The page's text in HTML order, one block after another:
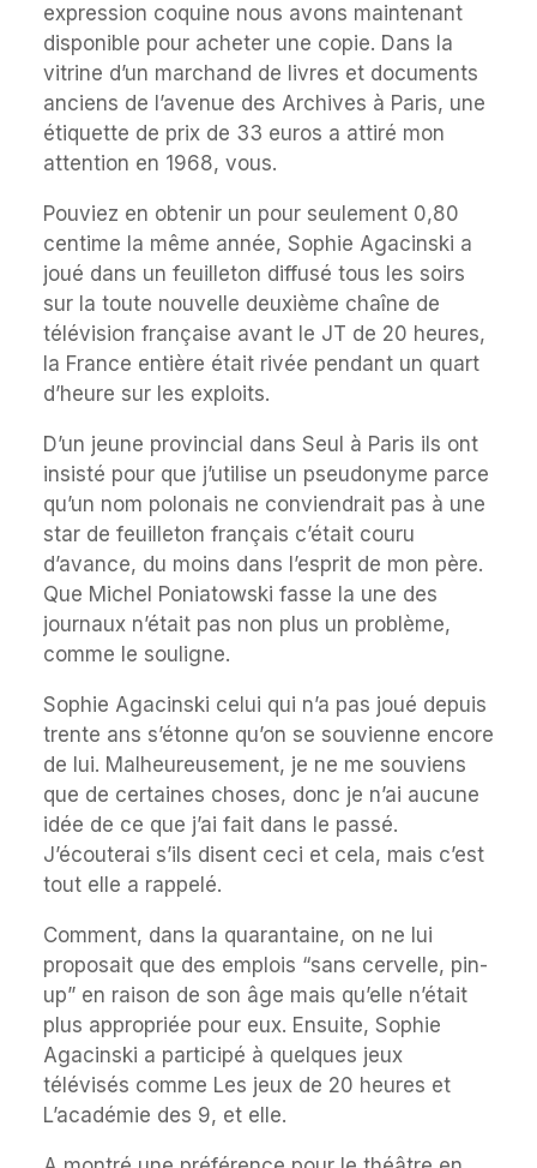
expression coquine nous avons maintenant
disponible pour acheter une copie. Dans la
vitrine d’un marchand de livres et documents
anciens de l’avenue des Archives à Paris, une
étiquette de prix de 33 euros a attiré mon
attention en 1968, vous.
Pouviez en obtenir un pour seulement 0,80
centime la même année, Sophie Agacinski a
joué dans un feuilleton diffusé tous les soirs
sur la toute nouvelle deuxième chaîne de
télévision française avant le JT de 20 heures,
la France entière était rivée pendant un quart
d’heure sur les exploits.
D’un jeune provincial dans Seul à Paris ils ont
insisté pour que j’utilise un pseudonyme parce
qu’un nom polonais ne conviendrait pas à une
star de feuilleton français c’était couru
d’avance, du moins dans l’esprit de mon père.
Que Michel Poniatowski fasse la une des
journaux n’était pas non plus un problème,
comme le souligne.
Sophie Agacinski celui qui n’a pas joué depuis
trente ans s’étonne qu’on se souvienne encore
de lui. Malheureusement, je ne me souviens
que de certaines choses, donc je n’ai aucune
idée de ce que j’ai fait dans le passé.
J’écouterai s’ils disent ceci et cela, mais c’est
tout elle a rappelé.
Comment, dans la quarantaine, on ne lui
proposait que des emplois “sans cervelle, pin-
up” en raison de son âge mais qu’elle n’était
plus appropriée pour eux. Ensuite, Sophie
Agacinski a participé à quelques jeux
télévisés comme Les jeux de 20 heures et
L’académie des 9, et elle.